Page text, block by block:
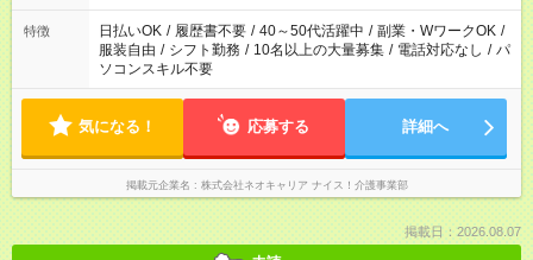
特徴 日払いOK / 履歴書不要 / 40～50代活躍中 / 副業・WワークOK /
服装自由 / シフト勤務 / 10名以上の大量募集 / 電話対応なし / パ
ソコンスキル不要
気になる！ 応募する 詳細へ
掲載元企業名 株式会社ネオキャリア ナイス！介護事業部
掲載日：2026.08.07